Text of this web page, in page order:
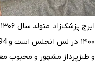
و طنزپرداز مشهور و محبوب